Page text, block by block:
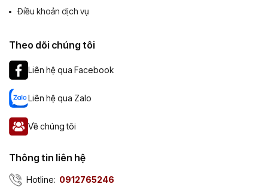
Điều khoản dịch vụ
Theo dõi chúng tôi
Liên hệ qua Facebook
Liên hệ qua Zalo
Về chúng tôi
Thông tin liên hệ
Hotline: 0912765246